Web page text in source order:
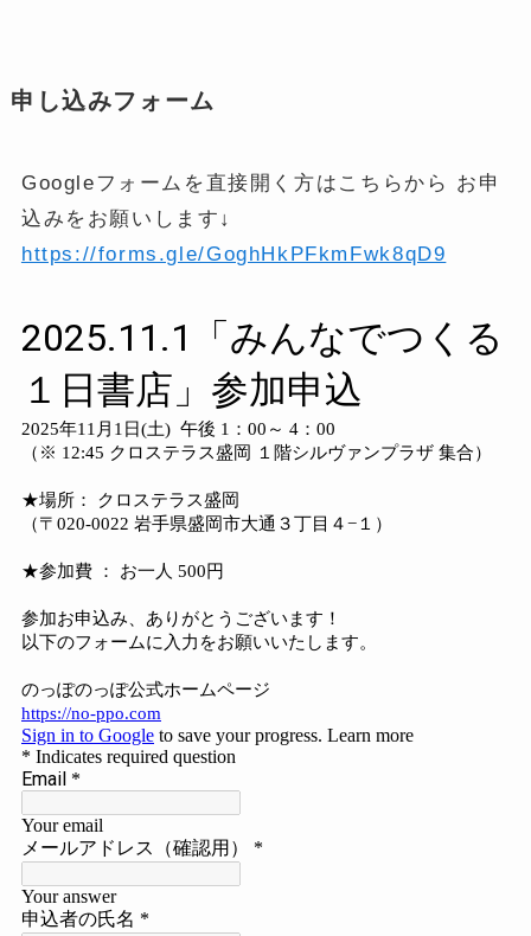
申し込みフォーム
Googleフォームを直接開く方はこちらから お申
込みをお願いします↓
https://forms.gle/GoghHkPFkmFwk8qD9